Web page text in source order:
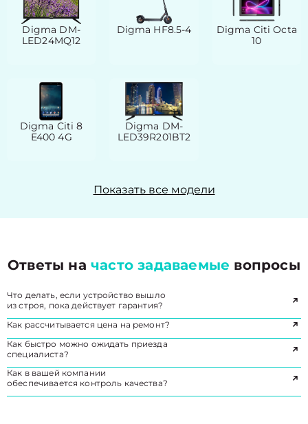
Digma DM-
LED24MQ12
Digma HF8.5-4
Digma Citi Octa
10
Digma Citi 8
E400 4G
Digma DM-
LED39R201BT2
Показать все модели
Ответы начасто задаваемые вопросы
Что делать, если устройство вышло
из строя, пока действует гарантия?
Как рассчитывается цена на ремонт?
Как быстро можно ожидать приезда
специалиста?
Как в вашей компании
обеспечивается контроль качества?